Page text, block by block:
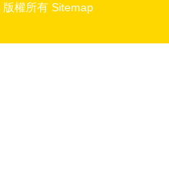
版權所有 Sitemap